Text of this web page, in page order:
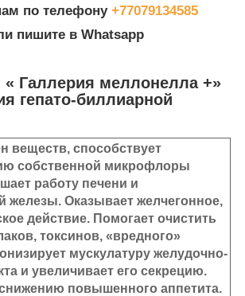
по телефону +77079134585
пишите в Whatsapp
« Галлерия меллонелла +»
гепато-биллиарной
веществ, способствует
собственной микрофлоры
работу печени и
железы. Оказывает желчегонное,
действие. Помогает очистить
токсинов, «вредного»
мускулатуру желудочно-
и увеличивает его секрецию.
повышенного аппетита.